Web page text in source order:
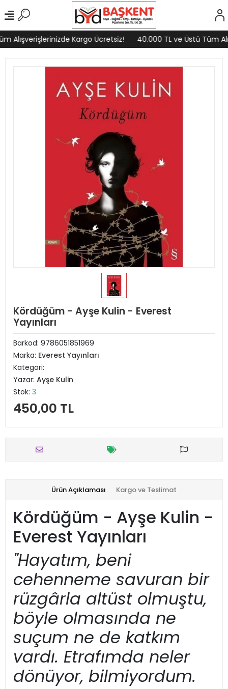
Alışverişlerinizde Kargo Ücretsiz! 40.000 TL ve Üstü Tüm
Kördüğüm - Ayşe Kulin - Everest
Yayınları
Barkod: 9786051851969
Marka: Everest Yayınları
Kategori:
Yazar: Ayşe Kulin
Stok: 3
450,00 TL
Ürün Açıklaması Kargo ve Teslimat
Kördüğüm - Ayşe Kulin -
Everest Yayınları
"Hayatım, beni
cehenneme savuran bir
rüzgârla altüst olmuştu,
böyle olmasında ne
suçum ne de katkım
vardı. Etrafımda neler
dönüyor, bilmiyordum.